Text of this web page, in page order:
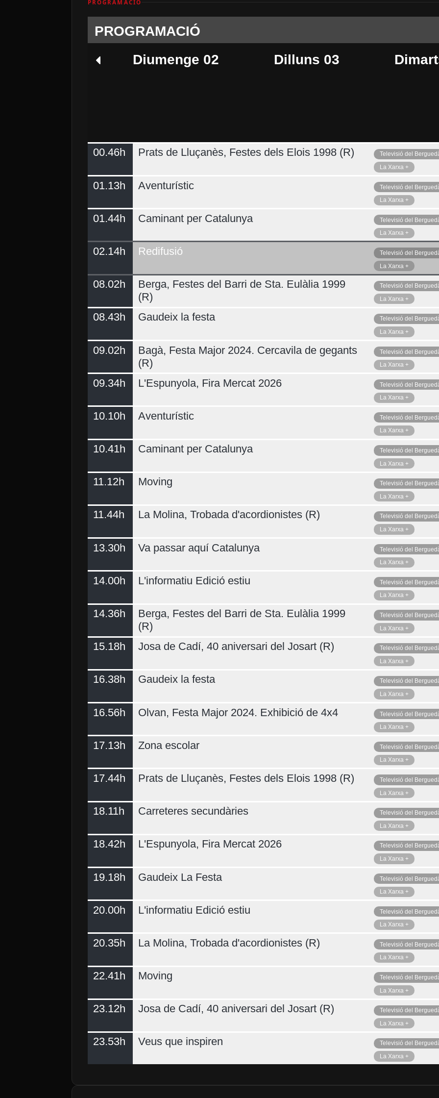
PROGRAMACIÓ
PROGRAMACIÓ
Diumenge 02
Dilluns 03
Dimecres 05 Dijous 06 Ahir
Demà
00.46h Prats de Lluçanès, Festes dels Elois 1998 (R)
Televisió del
La Xarxa +
01.13h Aventurístic
Televisió del
La Xarxa +
01.44h Caminant per Catalunya
Televisió del
La Xarxa +
02.14h Redifusió
Televisió del
La Xarxa +
08.02h
Berga, Festes del Barri de Sta. Eulàlia 1999
(R)
Televisió del
La Xarxa +
08.43h Gaudeix la festa
Televisió del
La Xarxa +
09.02h
Bagà, Festa Major 2024. Cercavila de gegants
(R)
Televisió del
La Xarxa +
09.34h L'Espunyola, Fira Mercat 2026
Televisió del
La Xarxa +
10.10h Aventurístic
Televisió del
La Xarxa +
10.41h Caminant per Catalunya
Televisió del
La Xarxa +
11.12h Moving
Televisió del
La Xarxa +
11.44h La Molina, Trobada d'acordionistes (R)
Televisió del
La Xarxa +
13.30h Va passar aquí Catalunya
Televisió del
La Xarxa +
14.00h L'informatiu Edició estiu
Televisió del
La Xarxa +
14.36h
Berga, Festes del Barri de Sta. Eulàlia 1999
(R)
Televisió del
La Xarxa +
15.18h Josa de Cadí, 40 aniversari del Josart (R)
Televisió del
La Xarxa +
16.38h Gaudeix la festa
Televisió del
La Xarxa +
16.56h Olvan, Festa Major 2024. Exhibició de 4x4
Televisió del
La Xarxa +
17.13h Zona escolar
Televisió del
La Xarxa +
17.44h Prats de Lluçanès, Festes dels Elois 1998 (R)
Televisió del
La Xarxa +
18.11h Carreteres secundàries
Televisió del
La Xarxa +
18.42h L'Espunyola, Fira Mercat 2026
Televisió del
La Xarxa +
19.18h Gaudeix La Festa
Televisió del
La Xarxa +
20.00h L'informatiu Edició estiu
Televisió del
La Xarxa +
20.35h La Molina, Trobada d'acordionistes (R)
Televisió del
La Xarxa +
22.41h Moving
Televisió del
La Xarxa +
23.12h Josa de Cadí, 40 aniversari del Josart (R)
Televisió del
La Xarxa +
23.53h Veus que inspiren
Televisió del
La Xarxa +